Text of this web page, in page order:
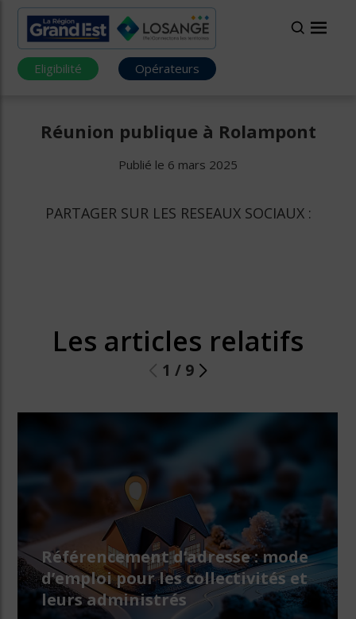
Eligibilité Opérateurs
Réunion publique à Rolampont
Publié le 6 mars 2025
PARTAGER SUR LES RESEAUX SOCIAUX :
Les articles relatifs
1 / 9
Référencement d’adresse : mode
d’emploi pour les collectivités et
leurs administrés